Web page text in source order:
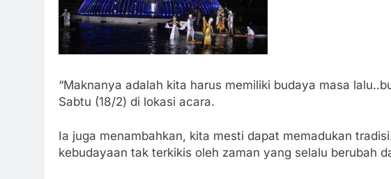
“Maknanya adalah kita harus memiliki budaya masa
Sabtu (18/2) di lokasi acara.
Ia juga menambahkan, kita mesti dapat memadukan
kebudayaan tak terkikis oleh zaman yang selalu berubah